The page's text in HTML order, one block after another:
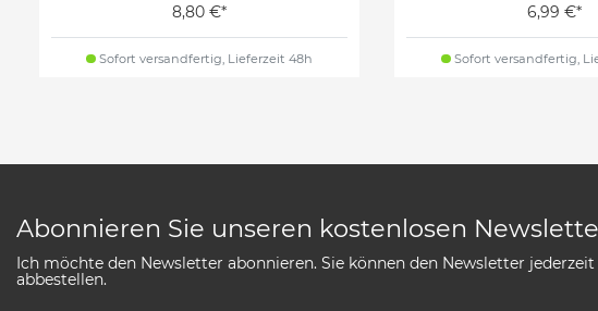
8,80 €*
Sofort versandfertig, Lieferzeit 48h
6,99 €*
Sofort versandfertig,
Abonnieren Sie unseren kostenlosen
Ich möchte den Newsletter abonnieren. Sie können den Newsletter
abbestellen.